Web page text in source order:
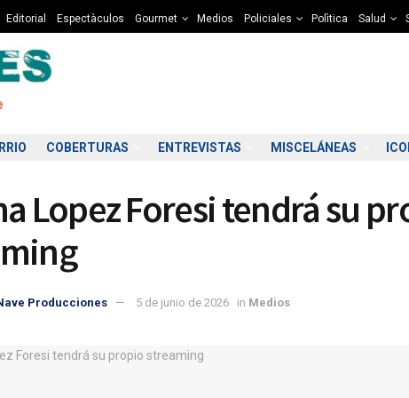
Editorial Espectàculos Gourmet Medios Policiales Polìtica Salud
COBERTURAS ENTREVISTAS MISCELÁNEAS
Lopez Foresi tendrá su
Producciones 5 de junio de 2026 in Medios